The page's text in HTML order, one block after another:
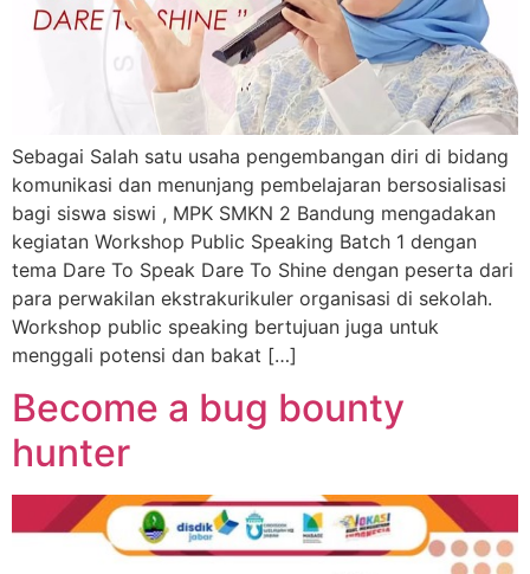
Sebagai Salah satu usaha pengembangan diri di bidang
komunikasi dan menunjang pembelajaran bersosialisasi
bagi siswa siswi , MPK SMKN 2 Bandung mengadakan
kegiatan Workshop Public Speaking Batch 1 dengan
tema Dare To Speak Dare To Shine dengan peserta dari
para perwakilan ekstrakurikuler organisasi di sekolah.
Workshop public speaking bertujuan juga untuk
menggali potensi dan bakat […]
Become a bug bounty
hunter